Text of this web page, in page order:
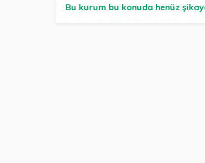
Bu kurum bu konuda henüz